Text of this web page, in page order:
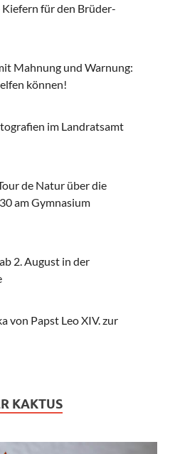
für den Brüder-
Mahnung und Warnung:
können!
im Landratsamt
de Natur über die
am Gymnasium
2. August in der
von Papst Leo XIV. zur
KAKTUS